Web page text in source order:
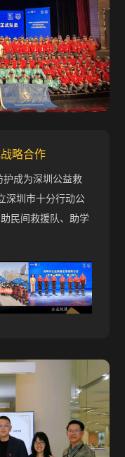
略合作
成为深圳公益救
深圳市十分行动公
民间救援队、助学